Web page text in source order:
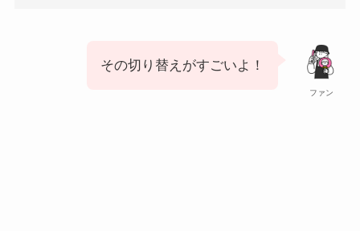
ファン
その切り替えがすごいよ！